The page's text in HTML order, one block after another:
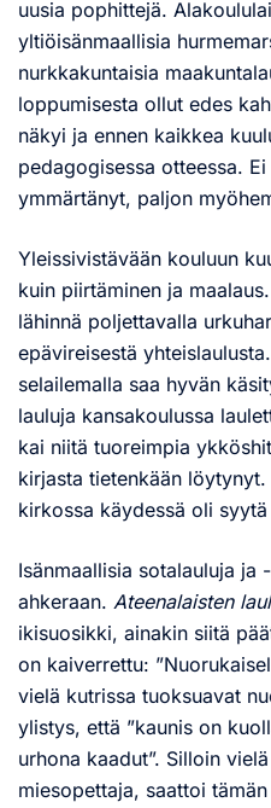
uusia pophittejä.
yltiöisänmaallisia
nurkkakuntaisia
loppumisesta ollut edes
näkyi ja ennen kaikkea
pedagogisessa otteessa.
ymmärtänyt, paljon
Yleissivistävään kouluun
kuin piirtäminen ja
lähinnä poljettavalla
epävireisestä
selailemalla saa hyvän
lauluja kansakoulussa
kai niitä tuoreimpia
kirjasta tietenkään
kirkossa käydessä oli
Isänmaallisia sotalauluja ja
ahkeraan. Ateenalaisten
ikisuosikki, ainakin siitä
on kaiverrettu:
vielä kutrissa tuoksuavat
ylistys, että ”kaunis on
urhona kaadut”. Silloin
miesopettaja, saattoi